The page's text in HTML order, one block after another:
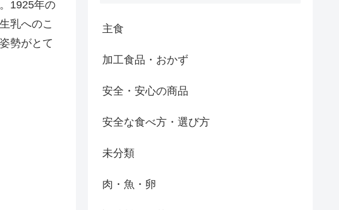
1925年の
乳へのこ
勢がとて
主食
加工食品・おかず
安全・安心の商品
安全な食べ方・選び方
未分類
肉・魚・卵